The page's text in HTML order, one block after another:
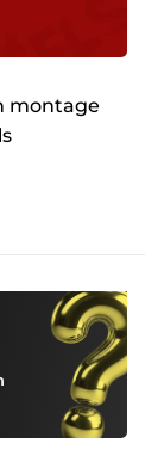
montage